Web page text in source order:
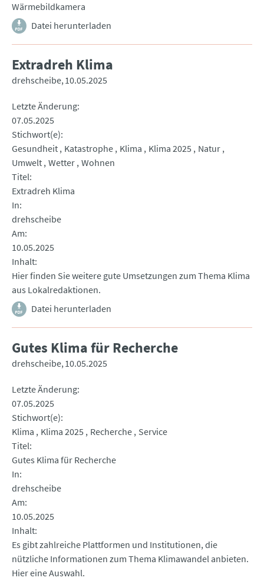
Wärmebildkamera
Datei herunterladen
Extradreh Klima
drehscheibe 10.05.2025
Letzte Änderung
07.05.2025
Stichwort(e)
Gesundheit Katastrophe Klima Klima 2025
Natur
Umwelt Wetter Wohnen
Titel
Extradreh Klima
In
drehscheibe
Am
10.05.2025
Inhalt
Hier finden Sie weitere gute Umsetzungen zum Thema Klima
aus Lokalredaktionen.
Datei herunterladen
Gutes Klima für Recherche
drehscheibe 10.05.2025
Letzte Änderung
07.05.2025
Stichwort(e)
Klima
Klima 2025 Recherche Service
Titel
Gutes Klima für Recherche
In
drehscheibe
Am
10.05.2025
Inhalt
Es gibt zahlreiche Plattformen und Institutionen, die
nützliche Informationen zum Thema Klimawandel anbieten.
Hier eine Auswahl.